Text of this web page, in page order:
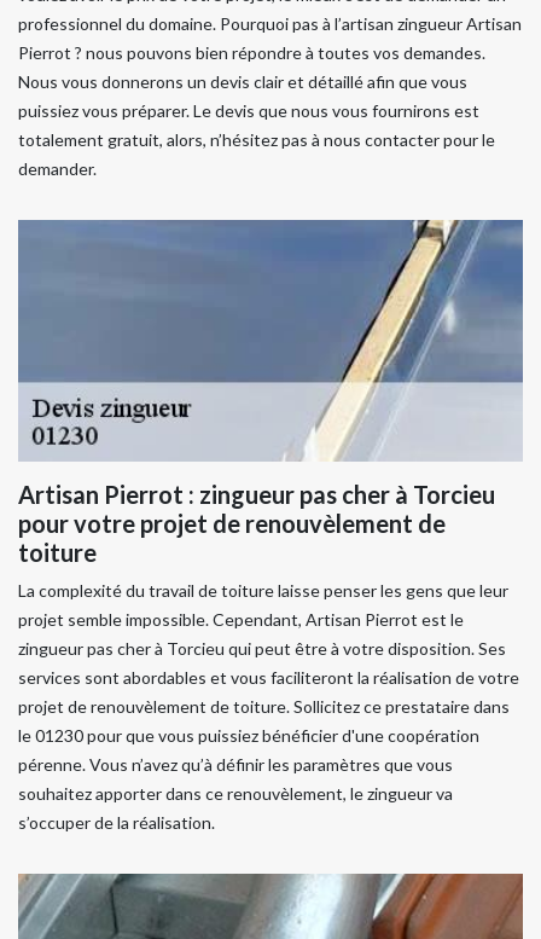
professionnel du domaine. Pourquoi pas à l’artisan zingueur Artisan
Pierrot ? nous pouvons bien répondre à toutes vos demandes.
Nous vous donnerons un devis clair et détaillé afin que vous
puissiez vous préparer. Le devis que nous vous fournirons est
totalement gratuit, alors, n’hésitez pas à nous contacter pour le
demander.
Artisan Pierrot : zingueur pas cher à Torcieu
pour votre projet de renouvèlement de
toiture
La complexité du travail de toiture laisse penser les gens que leur
projet semble impossible. Cependant, Artisan Pierrot est le
zingueur pas cher à Torcieu qui peut être à votre disposition. Ses
services sont abordables et vous faciliteront la réalisation de votre
projet de renouvèlement de toiture. Sollicitez ce prestataire dans
le 01230 pour que vous puissiez bénéficier d'une coopération
pérenne. Vous n’avez qu’à définir les paramètres que vous
souhaitez apporter dans ce renouvèlement, le zingueur va
s’occuper de la réalisation.